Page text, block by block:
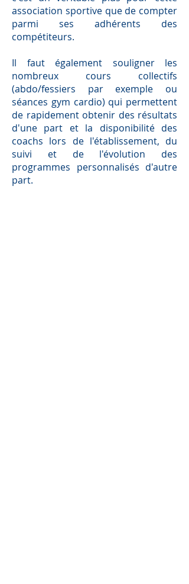
association sportive que de compter
parmi ses adhérents des
compétiteurs.
Il faut également souligner les
nombreux cours collectifs
(abdo/fessiers par exemple ou
séances gym cardio) qui permettent
de rapidement obtenir des résultats
d'une part et la disponibilité des
coachs lors de l'établissement, du
suivi et de l'évolution des
programmes personnalisés d'autre
part.